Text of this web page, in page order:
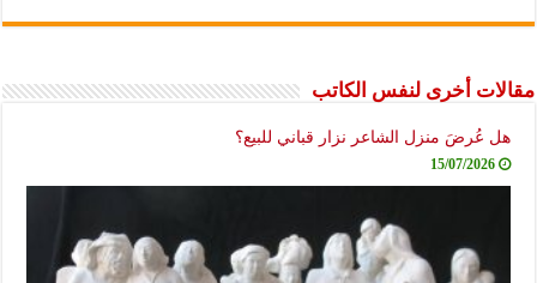
مقالات أخرى لنفس الكاتب
هل عُرضَ منزل الشاعر نزار قباني للبيع؟
15/07/2026